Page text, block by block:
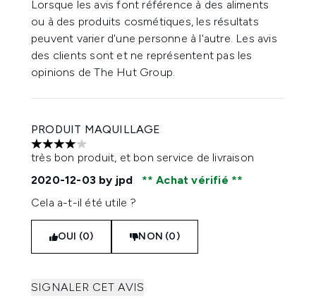
Lorsque les avis font référence à des aliments
ou à des produits cosmétiques, les résultats
peuvent varier d'une personne à l'autre. Les avis
des clients sont et ne représentent pas les
opinions de The Hut Group.
PRODUIT MAQUILLAGE
4 étoiles sur un maximum de 5
très bon produit, et bon service de livraison
2020-12-03 by jpd
Achat vérifié
Cela a-t-il été utile ?
OUI (0) NON (0)
SIGNALER CET AVIS